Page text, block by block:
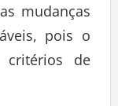
mudanças
pois o
critérios de